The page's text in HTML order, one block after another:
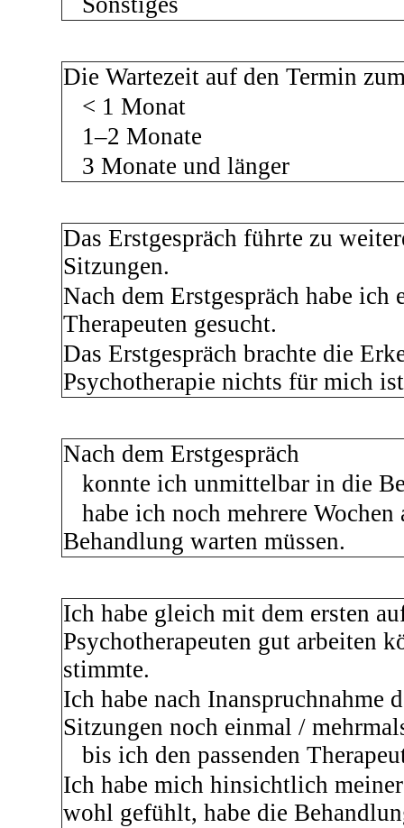
Die Wartezeit auf den Termin
< 1 Monat
1–2 Monate
3 Monate und länger
Das Erstgespräch führte zu
Sitzungen.
Nach dem Erstgespräch habe ich
Therapeuten gesucht.
Das Erstgespräch brachte die
Psychotherapie nichts für mich
Nach dem Erstgespräch
konnte ich unmittelbar in die
habe ich noch mehrere
Behandlung warten müssen.
Ich habe gleich mit dem ersten
Psychotherapeuten gut arbeiten
stimmte.
Ich habe nach Inanspruchnahme
Sitzungen noch einmal /
bis ich den passenden
Ich habe mich hinsichtlich
wohl gefühlt, habe die